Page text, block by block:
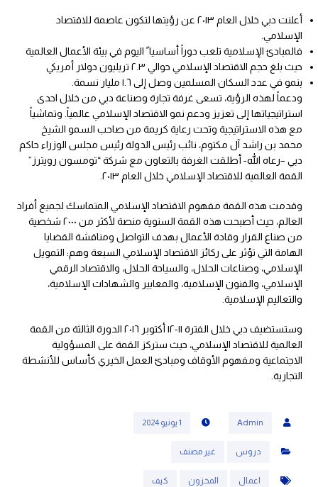
أعلنت دبي خلال العام ٢٠١٣ عن رؤيتها لتكون عاصمة للاقتصاد
الإسلامي.
فالمبادئ الإسلامية تلعب دوراً أساسيا ً اليوم في بيئة الأعمال العالمية
حيث بلغ حجم الاقتصاد الإسلامي حوالي ٢.٣ تريليون دولار أمريكي
بنمو في عدد السكان المسلمين وصل إلى ١.٦ مليار نسمة.
ودعماً لهذه الرؤية، تسعى غرفة تجارة وصناعة دبي من خلال احدى
استراتيجياتها إلى تعزيز ودعم نمو الاقتصاد الإسلامي عالمياً. وتماشياً
مع هذه الاستراتيجية وتحت رعاية كريمة من صاحب السمو الشيخ
محمد بن راشد آل مكتوم، نائب رئيس الدولة رئيس مجلس الوزراء حاكم
دبي –رعاه الله- أطلقت الغرفة بالتعاون مع شركة “تومسون رويترز”
القمة العالمية للاقتصاد الإسلامي خلال العام ٢٠١٣.
وقدمت هذه القمة مفهوم الاقتصاد الإسلامي المتماسك لجميع أفراد
العالم، حيث أصبحت هذه القمة السنوية منصة لأكثر من ٢٠٠٠ شخصية
من صناع القرار وقادة الأعمال بهدف التواصل ومناقشة القضايا
الهامة التي تؤثر على ركائز الاقتصاد الإسلامي السبعة وهم: التمويل
الإسلامي، وصناعات الحلال، والسياحة الحلال، والاقتصاد الرقمي
الإسلامي، والفنون الإسلامية، والمعايير والشهادات الإسلامية،
والتعاليم الإسلامية.
وستستضيف دبي خلال الفترة ١١-١٢ أكتوبر ٢٠١٦ الدورة الثالثة من القمة
العالمية للاقتصاد الإسلامي، حيث ستركز القمة على المسؤولية
الاجتماعية ومفهوم الأوقاف ومبادئ العمل الخيري كأساس للأنشطة
التجارية.
Admin 1 يونيو 2024
دروس غير مصنف
اعمال المخزون كيف